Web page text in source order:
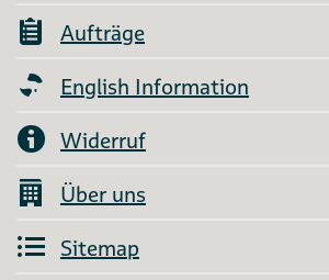
Aufträge
English Information
Widerruf
Über uns
Sitemap